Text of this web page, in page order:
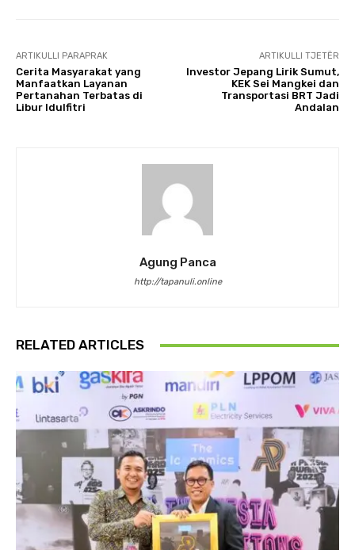
ARTIKULLI PARAPRAK
Cerita Masyarakat yang
Manfaatkan Layanan
Pertanahan Terbatas di
Libur Idulfitri
ARTIKULLI TJETËR
Investor Jepang Lirik Sumut,
KEK Sei Mangkei dan
Transportasi BRT Jadi
Andalan
Agung Panca
http://tapanuli.online
RELATED ARTICLES